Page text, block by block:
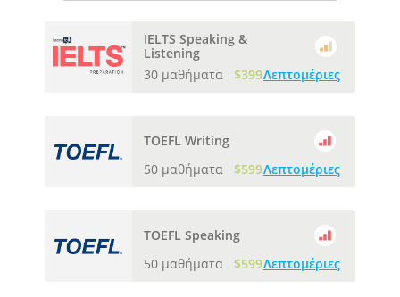
IELTS Speaking &
Listening
30 μαθήματα
$399Λεπτομέριες
TOEFL Writing
50 μαθήματα
$599Λεπτομέριες
TOEFL Speaking
50 μαθήματα
$599Λεπτομέριες